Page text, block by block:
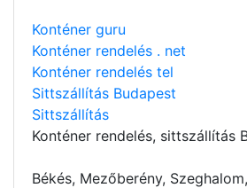
Konténer guru
Konténer rendelés . net
Konténer rendelés tel
Sittszállítás Budapest
Sittszállítás
Konténer rendelés, sittszállítás
Békés, Mezőberény,